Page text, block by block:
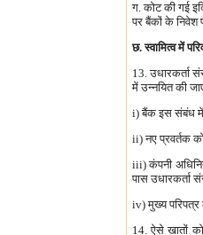
ग. कोट की गई
पर बैंकों के निवेश
छ. स्वामित्व में
13. उधारकर्ता
में उन्नयित की
i) बैंक इस संबंध में
ii) नए प्रवर्तक
iii) कंपनी
पास उधारकर्ता
iv) मुख्य परिपत्र
14. ऐसे खातों